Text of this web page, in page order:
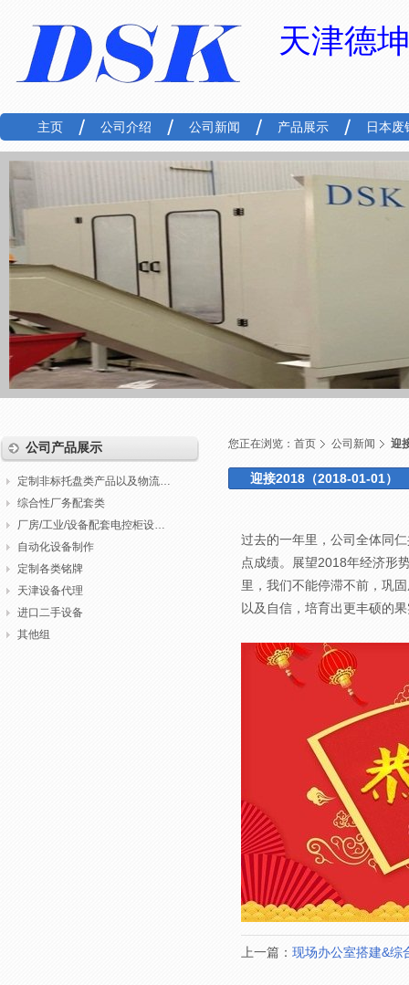
天津德
主页 公司介绍 公司新闻 产品展示 日本废
公司产品展示
定制非标托盘类产品以及物流包装
综合性厂务配套类
厂房/工业/设备配套电控柜设计制作调试
自动化设备制作
定制各类铭牌
天津设备代理
进口二手设备
其他组
您正在浏览： 首页 公司新闻 迎
迎接2018（2018-01-01）
过去的一年里，公司全体同
点成绩。展望2018年经济形
里，我们不能停滞不前，巩
以及自信，培育出更丰硕的
上一篇： 现场办公室搭建&综